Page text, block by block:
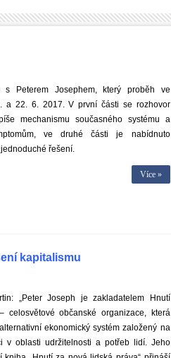
s Peterem Josephem, který proběh ve
a 22. 6. 2017. V první části se rozhovor
mechanismu současného systému a
ve druhé části je nabídnuto
řešení.
Více »
kapitalismu
„Peter Joseph je zakladatelem Hnutí
celosvětové občanské organizace, která
ekonomický systém založený na
v oblasti udržitelnosti a potřeb lidí. Jeho